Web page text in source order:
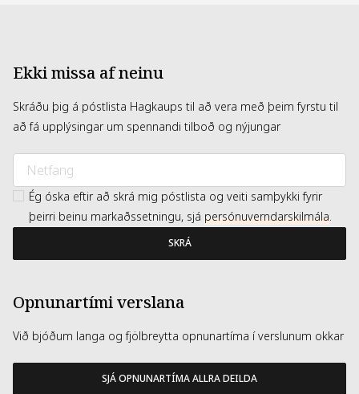
Ekki missa af neinu
Skráðu þig á póstlista Hagkaups til að vera með þeim fyrstu til
að fá upplýsingar um spennandi tilboð og nýjungar
Ég óska eftir að skrá mig póstlista og veiti samþykki fyrir
þeirri beinu markaðssetningu, sjá persónuverndarskilmála.
SKRÁ
Opnunartími verslana
Við bjóðum langa og fjölbreytta opnunartíma í verslunum okkar
SJÁ OPNUNARTÍMA ALLRA DEILDA